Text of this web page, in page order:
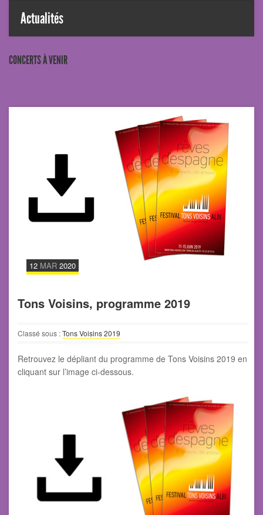
Actualités
CONCERTS À VENIR
12 MAR 2020
Tons Voisins, programme 2019
Classé sous :Tons Voisins 2019
Retrouvez le dépliant du programme de Tons Voisins 2019 en
cliquant sur l’image ci-dessous.